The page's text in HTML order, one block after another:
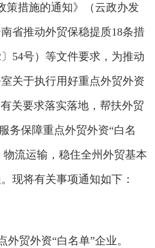
策措施的通知》（云政办发
南省推动外贸保稳提质18条措
54号）等文件要求，为推动
关于执行用好重点外贸外资
关要求落实落地，帮扶外贸
务保障重点外贸外资“白名
流运输，稳住全州外贸基本
现将有关事项通知如下：
贸外资“白名单”企业。